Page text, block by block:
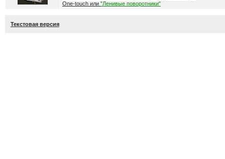
One-touch или "Ленивые поворотники"
Текстовая версия